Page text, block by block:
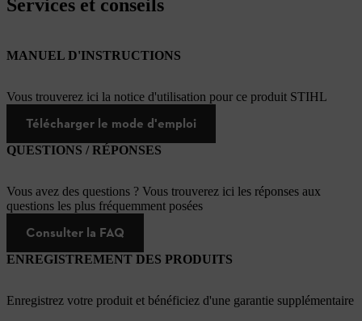
Services et conseils
MANUEL D'INSTRUCTIONS
Vous trouverez ici la notice d'utilisation pour ce produit STIHL
Télécharger le mode d'emploi
QUESTIONS / RÉPONSES
Vous avez des questions ? Vous trouverez ici les réponses aux
questions les plus fréquemment posées
Consulter la FAQ
ENREGISTREMENT DES PRODUITS
Enregistrez votre produit et bénéficiez d'une garantie supplémentaire